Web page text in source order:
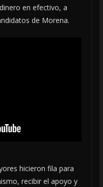
en efectivo, a
de Morena.
hicieron fila para
recibir el apoyo y